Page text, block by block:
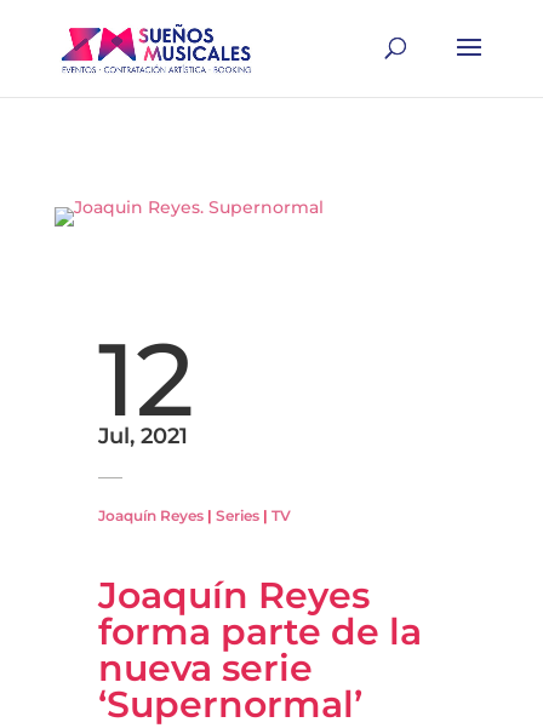
12
Jul, 2021
Joaquín Reyes| Series| TV
Joaquín Reyes
forma parte de la
nueva serie
‘Supernormal’